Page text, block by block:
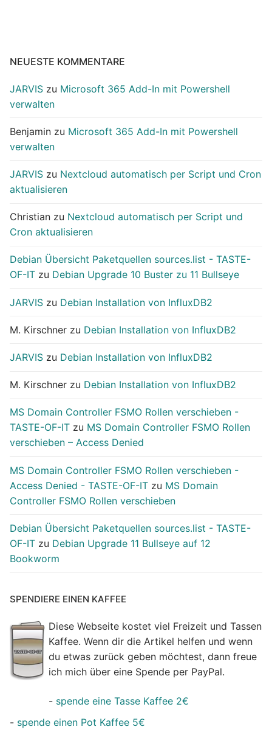
NEUESTE KOMMENTARE
JARVIS zu Microsoft 365 Add-In mit Powershell
verwalten
Benjamin zu Microsoft 365 Add-In mit Powershell
verwalten
JARVIS zu Nextcloud automatisch per Script und Cron
aktualisieren
Christian zu Nextcloud automatisch per Script und
Cron aktualisieren
Debian Übersicht Paketquellen sources.list - TASTE-
OF-IT zu Debian Upgrade 10 Buster zu 11 Bullseye
JARVIS zu Debian Installation von InfluxDB2
M. Kirschner zu Debian Installation von InfluxDB2
JARVIS zu Debian Installation von InfluxDB2
M. Kirschner zu Debian Installation von InfluxDB2
MS Domain Controller FSMO Rollen verschieben -
TASTE-OF-IT zu MS Domain Controller FSMO Rollen
verschieben – Access Denied
MS Domain Controller FSMO Rollen verschieben -
Access Denied - TASTE-OF-IT zu MS Domain
Controller FSMO Rollen verschieben
Debian Übersicht Paketquellen sources.list - TASTE-
OF-IT zu Debian Upgrade 11 Bullseye auf 12
Bookworm
SPENDIERE EINEN KAFFEE
Diese Webseite kostet viel Freizeit und Tassen
Kaffee. Wenn dir die Artikel helfen und wenn
du etwas zurück geben möchtest, dann freue
ich mich über eine Spende per PayPal.
- spende eine Tasse Kaffee 2€
- spende einen Pot Kaffee 5€